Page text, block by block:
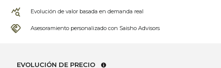
Evolución de valor basada en demanda real
Asesoramiento personalizado con Saisho Advisors
EVOLUCIÓN DE PRECIO